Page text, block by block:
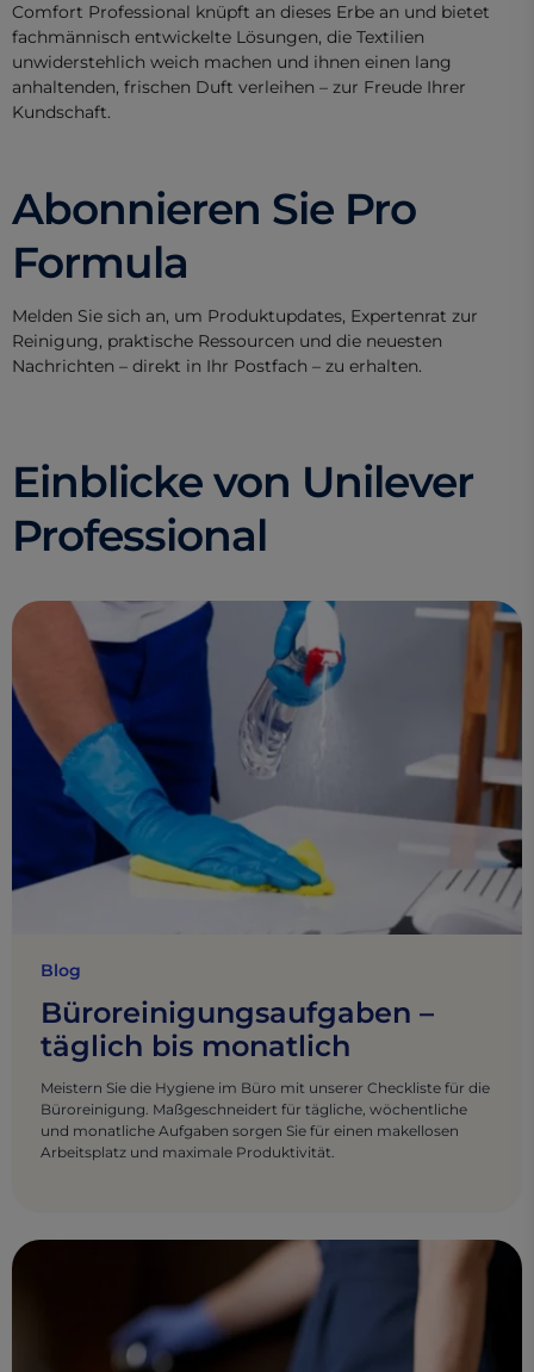
Comfort Professional knüpft an dieses Erbe an und bietet
fachmännisch entwickelte Lösungen, die Textilien
unwiderstehlich weich machen und ihnen einen lang
anhaltenden, frischen Duft verleihen – zur Freude Ihrer
Kundschaft.
Abonnieren Sie Pro
Formula
Melden Sie sich an, um Produktupdates, Expertenrat zur
Reinigung, praktische Ressourcen und die neuesten
Nachrichten – direkt in Ihr Postfach – zu erhalten.
Einblicke von Unilever
Professional
Blog
Büroreinigungsaufgaben –
täglich bis monatlich
Meistern Sie die Hygiene im Büro mit unserer Checkliste für die
Büroreinigung. Maßgeschneidert für tägliche, wöchentliche
und monatliche Aufgaben sorgen Sie für einen makellosen
Arbeitsplatz und maximale Produktivität.